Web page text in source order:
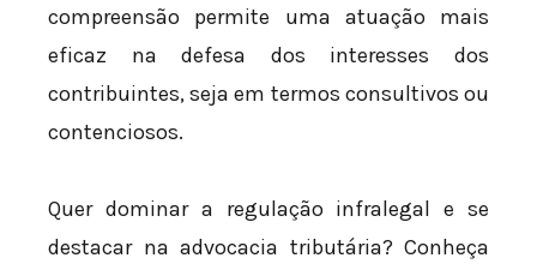
compreensão permite uma atuação mais
eficaz na defesa dos interesses dos
contribuintes, seja em termos consultivos ou
contenciosos.
Quer dominar a regulação infralegal e se
destacar na advocacia tributária? Conheça